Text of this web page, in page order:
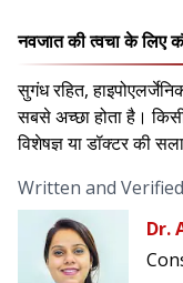
नवजात की त्वचा के लिए
सुगंध रहित,
सबसे अच्छा होता है।
विशेषज्ञ या डॉक्टर की
Written and
Dr.